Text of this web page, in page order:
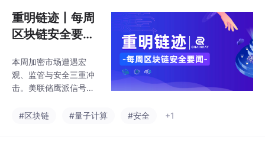
t遭拖延。加息预期、美
债收益率新高及AI硬件
暴跌，加密市场震荡偏
重明链迹丨每周
区块链安全要闻
7）
本周加密市场遭遇宏
观、监管与安全三重冲
击。美联储鹰派信号叠
风险资产抛售，BTC、E
#区块链 #量子计算 #安全 +1